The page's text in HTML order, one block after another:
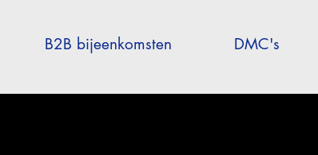
B2B bijeenkomsten DMC's